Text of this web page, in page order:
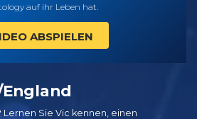
auf ihr Leben hat.
ABSPIELEN
England
Sie Vic kennen, einen